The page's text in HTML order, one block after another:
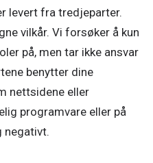
levert fra tredjeparter.
vilkår. Vi forsøker å kun
på, men tar ikke ansvar
benytter dine
nettsidene eller
programvare eller på
negativt.